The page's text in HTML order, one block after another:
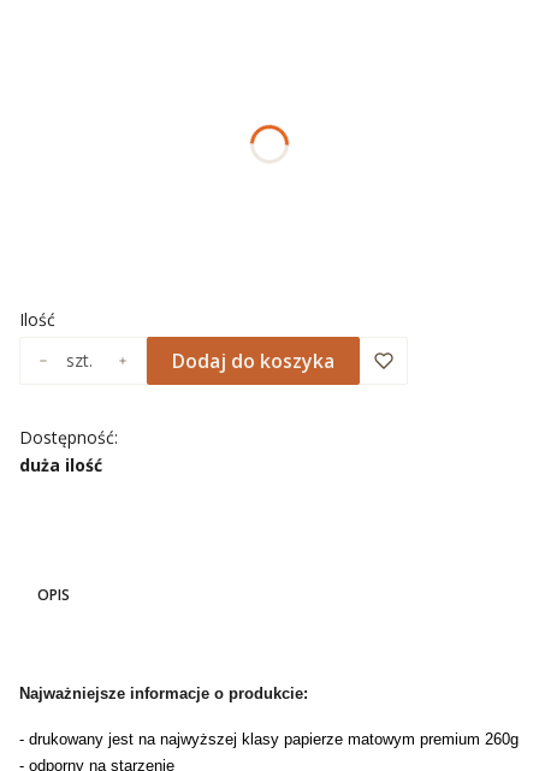
Ilość
szt.
Dodaj do koszyka
Dostępność:
duża ilość
OPIS
Najważniejsze informacje o produkcie:
- drukowany jest na najwyższej klasy papierze matowym premium 260g
- odporny na starzenie